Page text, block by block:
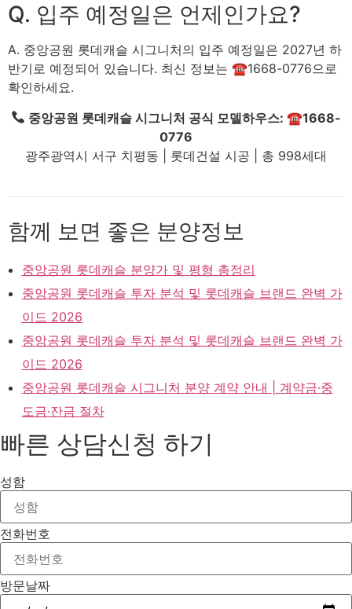
Q. 입주 예정일은 언제인가요?
A. 중앙공원 롯데캐슬 시그니처의 입주 예정일은 2027년 하
반기로 예정되어 있습니다. 최신 정보는 ☎1668-0776으로
확인하세요.
중앙공원 롯데캐슬 시그니처 공식 모델하우스: ☎1668-
0776
광주광역시 서구 치평동 | 롯데건설 시공 | 총 998세대
함께 보면 좋은 분양정보
중앙공원 롯데캐슬 분양가 및 평형 총정리
중앙공원 롯데캐슬 투자 분석 및 롯데캐슬 브랜드 완벽 가
이드 2026
중앙공원 롯데캐슬 투자 분석 및 롯데캐슬 브랜드 완벽 가
이드 2026
중앙공원 롯데캐슬 시그니처 분양 계약 안내 | 계약금·중
도금·잔금 절차
빠른 상담신청 하기
성함
전화번호
방문날짜